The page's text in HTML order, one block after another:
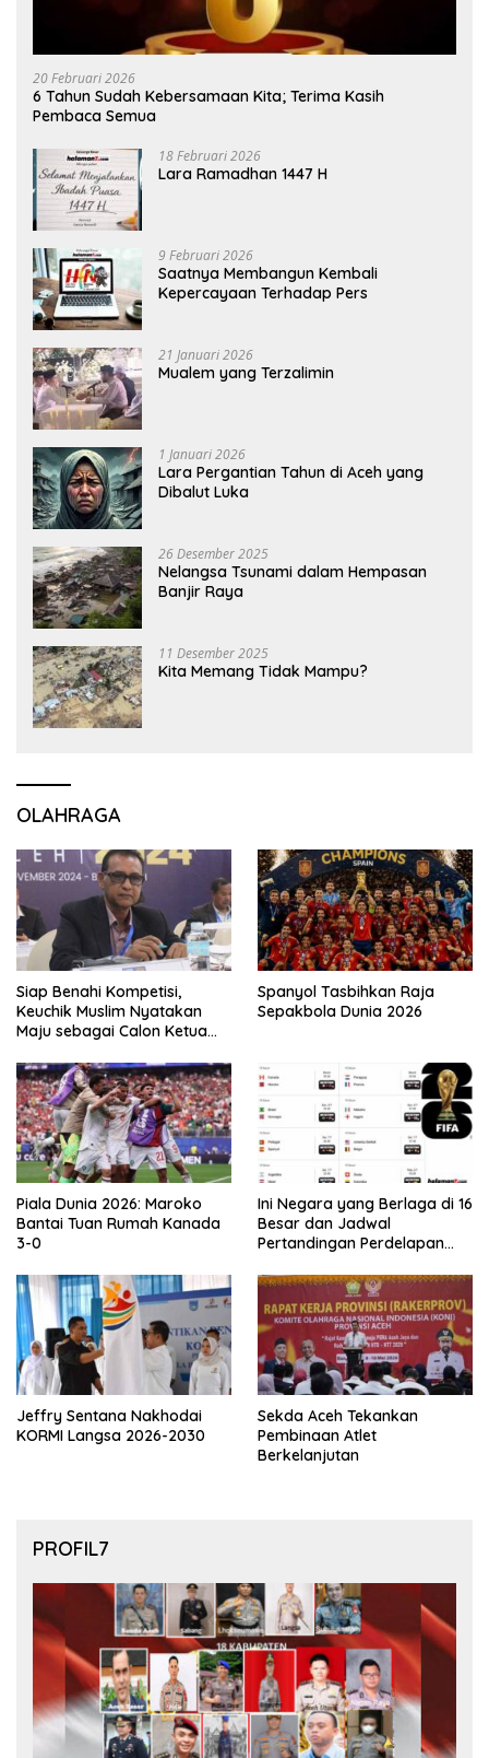
20 Februari 2026
6 Tahun Sudah Kebersamaan Kita; Terima Kasih
Pembaca Semua
18 Februari 2026
Lara Ramadhan 1447 H
9 Februari 2026
Saatnya Membangun Kembali
Kepercayaan Terhadap Pers
21 Januari 2026
Mualem yang Terzalimin
1 Januari 2026
Lara Pergantian Tahun di Aceh yang
Dibalut Luka
26 Desember 2025
Nelangsa Tsunami dalam Hempasan
Banjir Raya
11 Desember 2025
Kita Memang Tidak Mampu?
OLAHRAGA
Siap Benahi Kompetisi,
Keuchik Muslim Nyatakan
Maju sebagai Calon Ketua
Spanyol Tasbihkan Raja
Sepakbola Dunia 2026
Piala Dunia 2026: Maroko
Bantai Tuan Rumah Kanada
3-0
Ini Negara yang Berlaga di 16
Besar dan Jadwal
Pertandingan Perdelapan
Jeffry Sentana Nakhodai
KORMI Langsa 2026-2030
Sekda Aceh Tekankan
Pembinaan Atlet
Berkelanjutan
PROFIL7